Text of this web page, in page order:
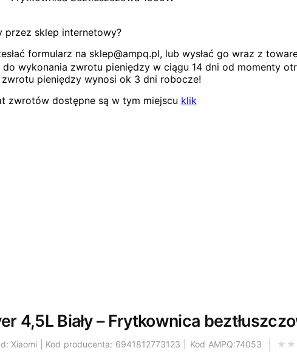
sklep internetowy?
formularz na sklep@ampq.pl, lub wysłać go wraz z
do wykonania zwrotu pieniędzy w ciągu 14 dni od momenty
pieniędzy wynosi ok 3 dni robocze!
zwrotów dostępne są w tym miejscu klik
4,5L Biały – Frytkownica
Xiaomi | Kod producenta: 6941812773123 | Kod AMPQ:74053